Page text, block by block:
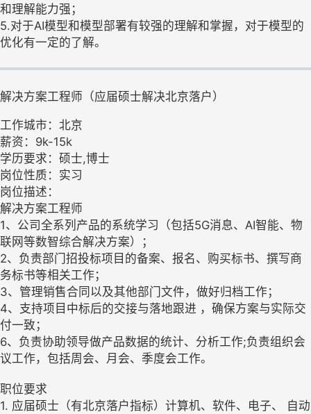
和理解能力强；
5.对于AI模型和模型部署有较强的理解和掌握，对于模型的
优化有一定的了解。
解决方案工程师（应届硕士解决北京落户）
工作城市：北京
薪资：9k-15k
学历要求：硕士,博士
岗位性质：实习
岗位描述：
解决方案工程师
1、公司全系列产品的系统学习（包括5G消息、AI智能、物
联网等数智综合解决方案）；
2、负责部门招投标项目的备案、报名、购买标书、撰写商
务标书等相关工作；
3、管理销售合同以及其他部门文件，做好归档工作；
4、支持项目中标后的交接与落地跟进 ，确保方案与实际交
付一致；
6、负责协助领导做产品数据的统计、分析工作;负责组织会
议工作，包括周会、月会、季度会工作。
职位要求
1. 应届硕士（有北京落户指标）计算机、软件、电子、 自动